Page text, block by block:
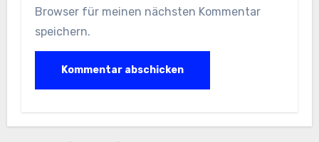
Browser für meinen nächsten Kommentar
speichern.